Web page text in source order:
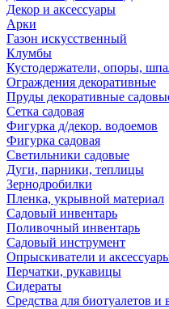
Декор и аксессуары
Арки
Газон искусственный
Клумбы
Кустодержатели, опоры,
Ограждения декоративные
Пруды декоративные
Сетка садовая
Фигурка д/декор. водоемов
Фигурка садовая
Светильники садовые
Дуги, парники, теплицы
Зернодробилки
Пленка, укрывной материал
Садовый инвентарь
Поливочный инвентарь
Садовый инструмент
Опрыскиватели и
Перчатки, рукавицы
Сидераты
Средства для биотуалетов